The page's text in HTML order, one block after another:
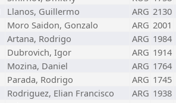
Llanos, Guillermo ARG 2130
Moro Saidon, Gonzalo ARG 2001
Artana, Rodrigo ARG 1984
Dubrovich, Igor ARG 1914
Mozina, Daniel ARG 1764
Parada, Rodrigo ARG 1745
Rodriguez, Elian Francisco ARG 1938